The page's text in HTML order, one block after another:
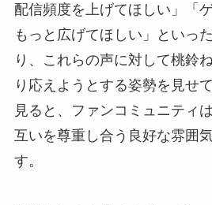
配信頻度を上げてほしい」「
もっと広げてほしい」といっ
り、これらの声に対して桃鈴
り応えようとする姿勢を見せ
見ると、ファンコミュニティ
互いを尊重し合う良好な雰囲
す。